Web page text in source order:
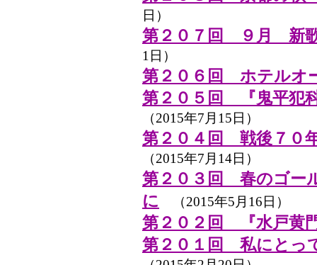
日）
第２０７回 ９月 新
1日）
第２０６回 ホテルオ
第２０５回 『鬼平犯
（2015年7月15日）
第２０４回 戦後７０
（2015年7月14日）
第２０３回 春のゴー
に （2015年5月16日）
第２０２回 『水戸黄
第２０１回 私にとっ